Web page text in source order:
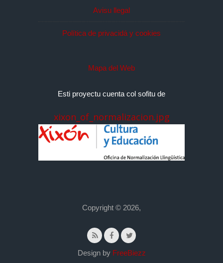
Avisu llegal
Política de privacidá y cookies
Mapa del Web
Esti proyectu cuenta col sofitu de
xixon_of_normalizacion.jpg
Copyright © 2026,
Design by FreeBiezz